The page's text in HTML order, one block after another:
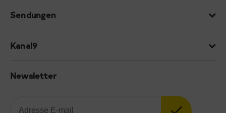
Sendungen
Kanal9
Newsletter